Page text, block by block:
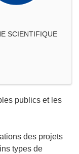
SCIENTIFIQUE
publics et les
des projets
types de